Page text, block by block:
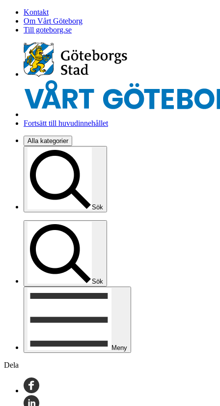
Kontakt
Om Vårt Göteborg
Till goteborg.se
Fortsätt till huvudinnehållet
Alla kategorier
Sök
Sök
Meny
Dela